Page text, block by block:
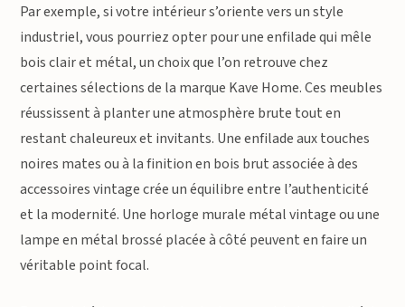
Par exemple, si votre intérieur s’oriente vers un style
industriel, vous pourriez opter pour une enfilade qui mêle
bois clair et métal, un choix que l’on retrouve chez
certaines sélections de la marque Kave Home. Ces meubles
réussissent à planter une atmosphère brute tout en
restant chaleureux et invitants. Une enfilade aux touches
noires mates ou à la finition en bois brut associée à des
accessoires vintage crée un équilibre entre l’authenticité
et la modernité. Une horloge murale métal vintage ou une
lampe en métal brossé placée à côté peuvent en faire un
véritable point focal.